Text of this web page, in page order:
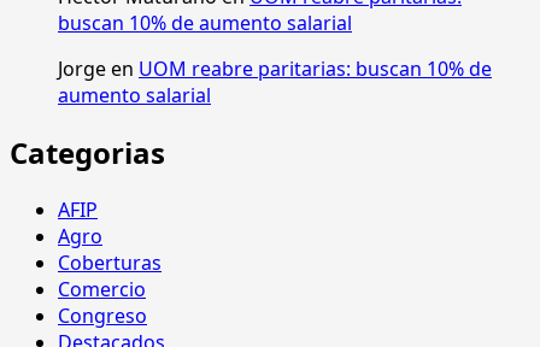
buscan 10% de aumento salarial
Jorgeen UOM reabre paritarias: buscan 10% de
aumento salarial
Categorias
AFIP
Agro
Coberturas
Comercio
Congreso
Destacados